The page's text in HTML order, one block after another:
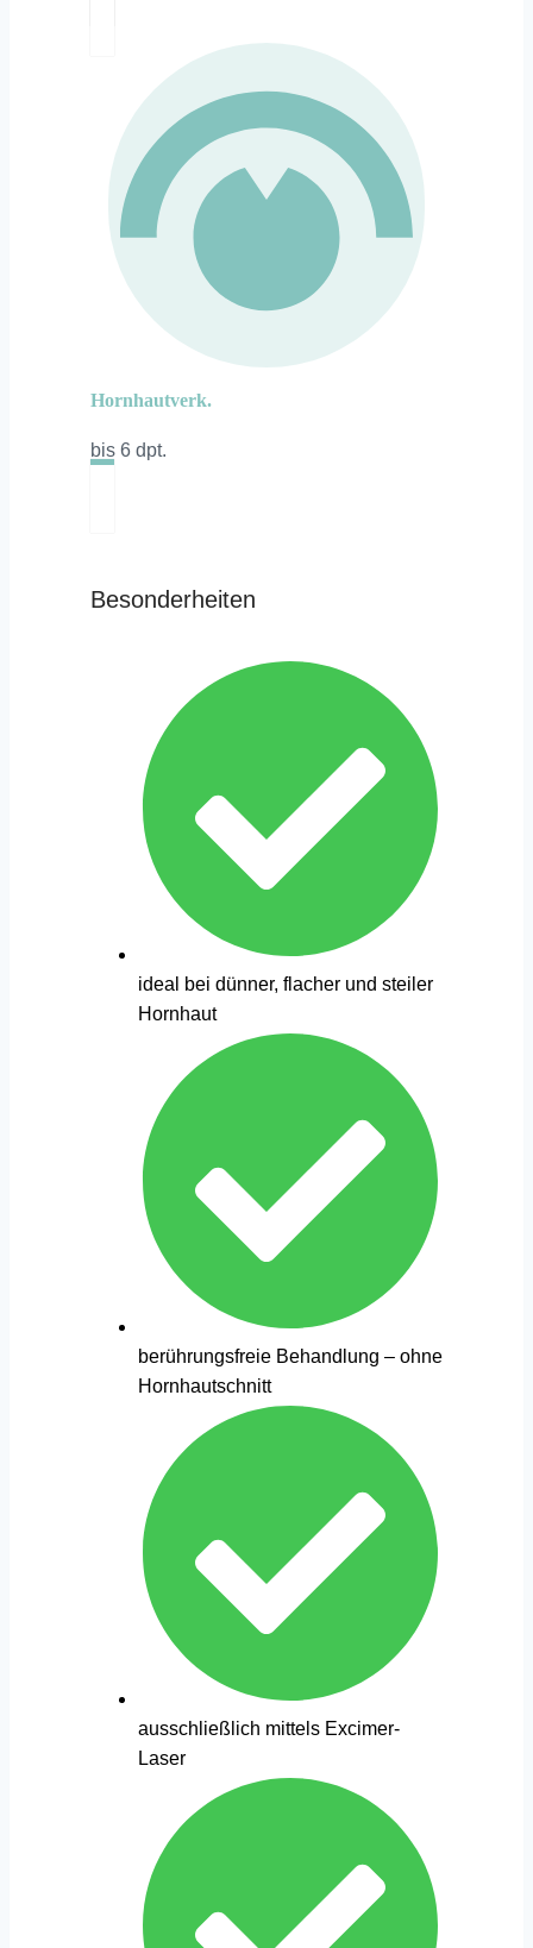
Hornhautverk.
bis 6 dpt.
Besonderheiten
ideal bei dünner, flacher und steiler
Hornhaut
berührungsfreie Behandlung – ohne
Hornhautschnitt
ausschließlich mittels Excimer-
Laser